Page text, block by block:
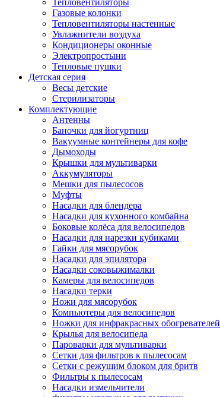
Тепловентиляторы
Газовые колонки
Тепловентиляторы настенные
Увлажнители воздуха
Кондиционеры оконные
Электропростыни
Тепловые пушки
Детская серия
Весы детские
Стерилизаторы
Комплектующие
Антенны
Баночки для йогуртниц
Вакуумные контейнеры для кофе
Дымоходы
Крышки для мультиварки
Аккумуляторы
Мешки для пылесосов
Муфты
Насадки для блендера
Насадки для кухонного комбайна
Боковые колёса для велосипедов
Насадки для нарезки кубиками
Гайки для мясорубок
Насадки для эпилятора
Насадки соковыжималки
Камеры для велосипедов
Насадки терки
Ножи для мясорубок
Компьютеры для велосипедов
Ножки для инфракрасных обогревателей
Крылья для велосипеда
Пароварки для мультиварки
Сетки для фильтров к пылесосам
Сетки с режущим блоком для бритв
Фильтры к пылесосам
Насадки измельчители